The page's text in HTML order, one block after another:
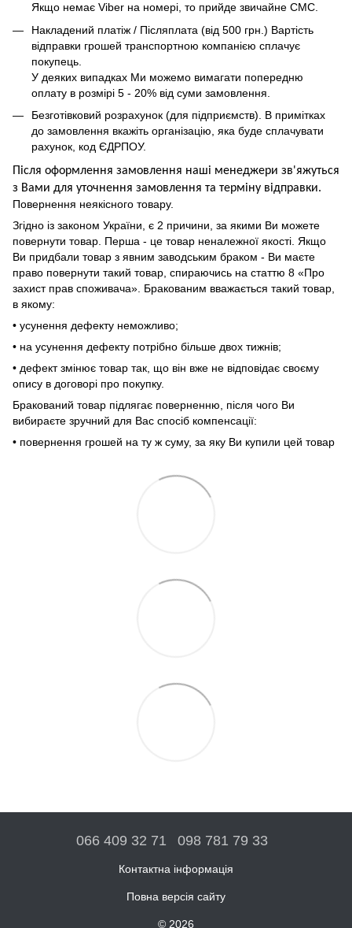
Якщо немає Viber на номері, то прийде звичайне СМС.
Накладений платіж / Післяплата (від 500 грн.) Вартість
відправки грошей транспортною компанією сплачує
покупець.
У деяких випадках Ми можемо вимагати попередню
оплату в розмірі 5 - 20% від суми замовлення.
Безготівковий розрахунок (для підприємств). В примітках
до замовлення вкажіть організацію, яка буде сплачувати
рахунок, код ЄДРПОУ.
Після оформлення замовлення наші менеджери зв'яжуться
з Вами для уточнення замовлення та терміну відправки.
Повернення неякісного товару.
Згідно із законом України, є 2 причини, за якими Ви можете
повернути товар. Перша - це товар неналежної якості. Якщо
Ви придбали товар з явним заводським браком - Ви маєте
право повернути такий товар, спираючись на статтю 8 «Про
захист прав споживача». Бракованим вважається такий товар,
в якому:
• усунення дефекту неможливо;
• на усунення дефекту потрібно більше двох тижнів;
• дефект змінює товар так, що він вже не відповідає своєму
опису в договорі про покупку.
Бракований товар підлягає поверненню, після чого Ви
вибираєте зручний для Вас спосіб компенсації:
• повернення грошей на ту ж суму, за яку Ви купили цей товар
066 409 32 71 098 781 79 33
Контактна інформація
Повна версія сайту
© 2026